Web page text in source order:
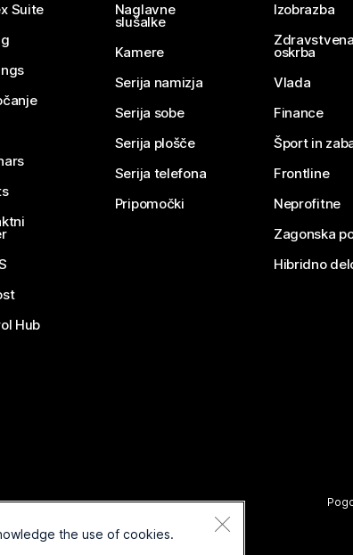
Suite
Hub
Naglavne
slušalke
Kamere
Serija namizja
Serija sobe
Serija plošče
Serija telefona
Pripomočki
Izobrazba
Zdravstvena
oskrba
Vlada
Finance
Šport in
Frontline
Neprofitne
Zagonska
Hibridno
pridržane.the use of cookies.